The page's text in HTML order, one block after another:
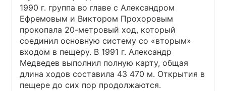
1990 г. группа во главе с Александром
Ефремовым и Виктором Прохоровым
прокопала 20-метровый ход, который
соединил основную систему со «вторым»
входом в пещеру. В 1991 г. Александр
Медведев выполнил полную карту, общая
длина ходов составила 43 470 м. Открытия в
пещере до сих пор продолжаются.